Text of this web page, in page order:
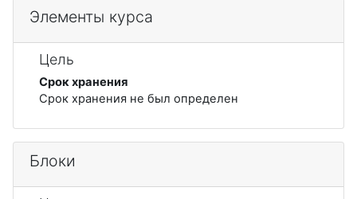
Элементы курса
Цель
Срок хранения
Срок хранения не был определен
Блоки